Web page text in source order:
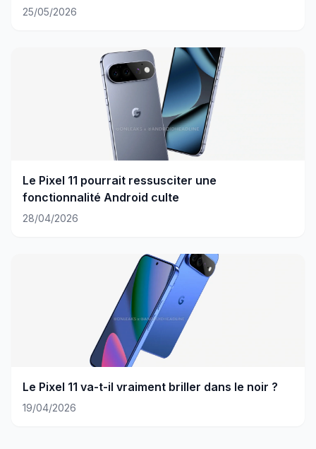
25/05/2026
Le Pixel 11 pourrait ressusciter une
fonctionnalité Android culte
28/04/2026
Le Pixel 11 va-t-il vraiment briller dans le noir ?
19/04/2026